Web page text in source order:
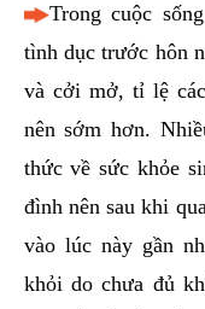
Trong cuộc
tình dục trước hôn
và cởi mở, tỉ lệ
nên sớm hơn.
thức về sức khỏe
đình nên sau khi
vào lúc này gần
khỏi do chưa đủ